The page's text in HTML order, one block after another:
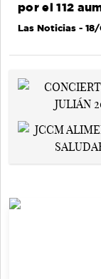
por el 112
Las Noticias -